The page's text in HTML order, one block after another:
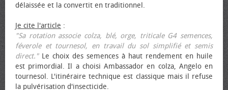
délaissée et la convertit en traditionnel.
Je cite l'article :
"Sa rotation associe colza, blé, orge, triticale G4 semences,
féverole et tournesol, en travail du sol simplifié et semis
direct."Le choix des semences à haut rendement en huile
est primordial. Il a choisi Ambassador en colza, Angelo en
tournesol. L'itinéraire technique est classique mais il refuse
la pulvérisation d'insecticide.